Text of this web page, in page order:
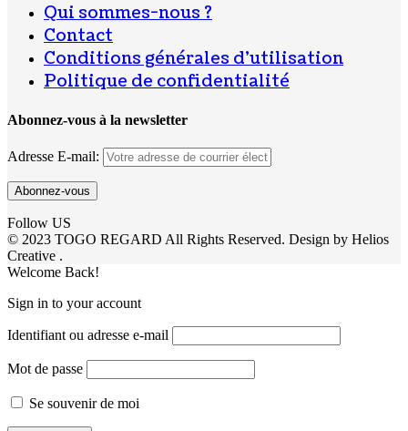
Qui sommes-nous ?
Contact
Conditions générales d’utilisation
Politique de confidentialité
Abonnez-vous à la newsletter
Adresse E-mail:
Follow US
© 2023 TOGO REGARD All Rights Reserved. Design by Helios
Creative .
Welcome Back!
Sign in to your account
Identifiant ou adresse e-mail
Mot de passe
Se souvenir de moi